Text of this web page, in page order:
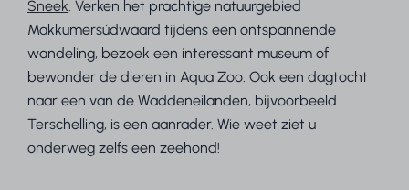
Sneek . Verken het prachtige natuurgebied
Makkumersúdwaard tijdens een ontspannende
wandeling, bezoek een interessant museum of
bewonder de dieren in Aqua Zoo. Ook een dagtocht
naar een van de Waddeneilanden, bijvoorbeeld
Terschelling, is een aanrader. Wie weet ziet u
onderweg zelfs een zeehond!